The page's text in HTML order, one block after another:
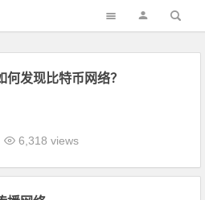
发现比特币网络？
6,318 views